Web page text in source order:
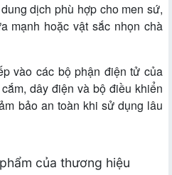
dịch phù hợp cho men sứ,
mạnh hoặc vật sắc nhọn chà
vào các bộ phận điện tử của
dây điện và bộ điều khiển
bảo an toàn khi sử dụng lâu
của thương hiệu